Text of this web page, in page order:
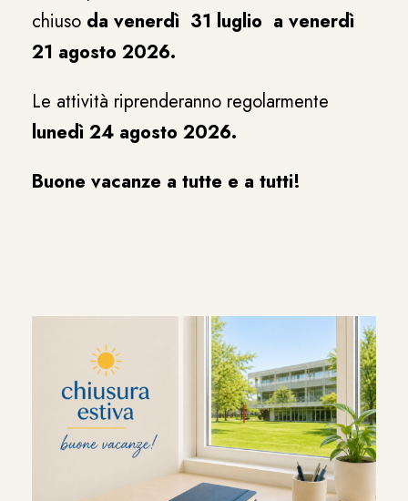
chiuso da venerdì 31 luglio a venerdì
21 agosto 2026.
Le attività riprenderanno regolarmente
lunedì 24 agosto 2026.
Buone vacanze a tutte e a tutti!